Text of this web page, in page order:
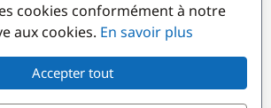
cookies conformément à notre
aux cookies. En savoir plus
Accepter tout